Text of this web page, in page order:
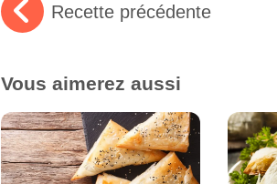
Recette précédente
Vous aimerez aussi